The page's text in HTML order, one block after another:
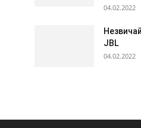
04.02.2022
JBL
04.02.2022